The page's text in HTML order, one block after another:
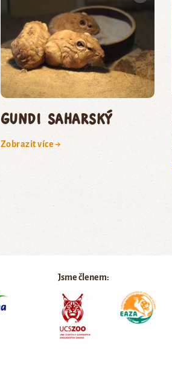
gundi saharský
Zobrazit více →
Jsme členem: